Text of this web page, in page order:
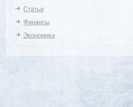
Статьи
Финансы
Экономика